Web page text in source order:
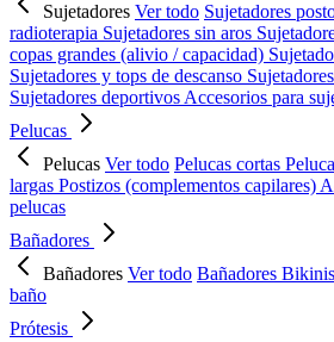
Sujetadores Ver todo Sujetadores
radioterapia Sujetadores sin aros
copas grandes (alivio / capacidad)
Sujetadores y tops de descanso
Sujetadores deportivos Accesorios para
Pelucas
Pelucas Ver todo Pelucas cortas
largas Postizos (complementos capilares)
pelucas
Bañadores
Bañadores Ver todo Bañadores Bikinis
baño
Prótesis